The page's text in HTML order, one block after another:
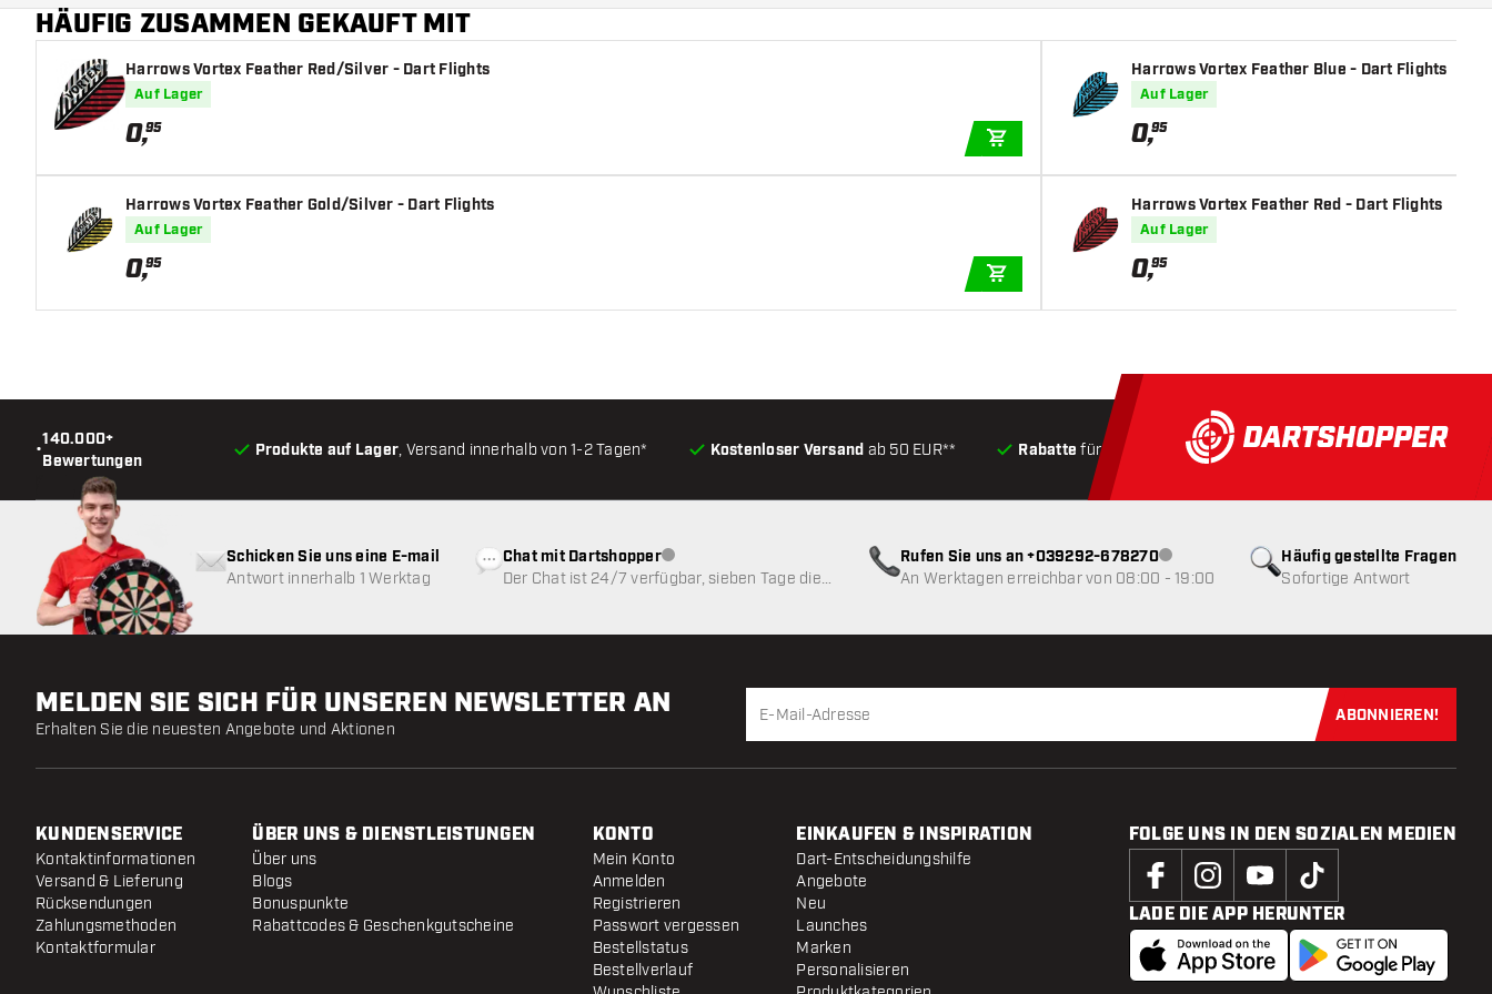
HÄUFIG ZUSAMMEN GEKAUFT MIT
Harrows Vortex Feather Red/Silver - Dart Flights
Auf Lager
0,95
IN DEN WARENKORB
Harrows Vortex Feather Gold/Silver - Dart Flights
Auf Lager
0,95
IN DEN WARENKORB
Harrows Vortex Feather Blue - Dart Flights
Auf Lager
0,95
Harrows Vortex Feather Red - Dart Flights
Auf Lager
0,95
•
140.000+
Bewertungen
Produkte auf Lager, Versand innerhalb von 1-2 Tagen* Kostenloser Versand ab 50 EUR** Rabatte für Kunden Produkte auf Lager, Versand
Häufig gestellte Fragen
Sofortige Antwort
Schicken Sie uns eine E-mail
Antwort innerhalb 1 Werktag
Chat mit DartshopperKundenservice nicht verfügbar
Der Chat ist 24/7 verfügbar, sieben Tage die
Rufen Sie uns an +039292-678270Kundenservice nicht verfügbar
An Werktagen erreichbar von 08:00 - 19:00
MELDEN SIE SICH FÜR UNSEREN NEWSLETTER AN
Erhalten Sie die neuesten Angebote und Aktionen
Jetzt für
ABONNIEREN!
KUNDENSERVICE
Kontaktinformationen
Versand & Lieferung
Rücksendungen
Zahlungsmethoden
Kontaktformular
ÜBER UNS & DIENSTLEISTUNGEN
Über uns
Blogs
Bonuspunkte
Rabattcodes & Geschenkgutscheine
KONTO
Mein Konto
Anmelden
Registrieren
Passwort vergessen
Bestellstatus
Bestellverlauf
EINKAUFEN & INSPIRATION
Dart-Entscheidungshilfe
Angebote
Neu
Launches
Marken
Personalisieren
FOLGE UNS IN DEN SOZIALEN MEDIEN
LADE DIE APP HERUNTER